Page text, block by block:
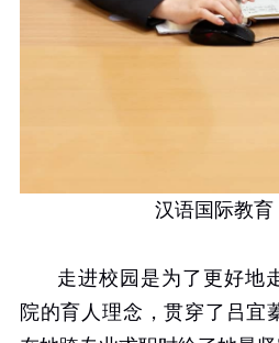
汉语国际教育
走进校园是为了更好地
院的育人理念，贯穿了吕宜